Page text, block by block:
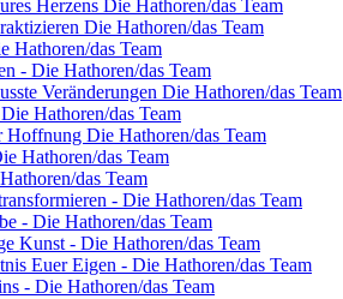
Herzens Die Hathoren/das Team
Die Hathoren/das Team
Hathoren/das Team
- Die Hathoren/das Team
Veränderungen Die Hathoren/das Team
Hathoren/das Team
Hoffnung Die Hathoren/das Team
Hathoren/das Team
das Team
- Die Hathoren/das Team
- Die Hathoren/das Team
Kunst - Die Hathoren/das Team
Euer Eigen - Die Hathoren/das Team
- Die Hathoren/das Team